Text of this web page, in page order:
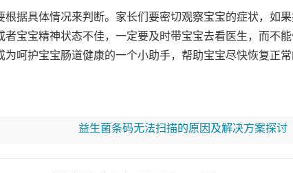
据具体情况来判断。家长们要密切观察宝宝的症状，如果
宝宝精神状态不佳，一定要及时带宝宝去看医生，而不能
呵护宝宝肠道健康的一个小助手，帮助宝宝尽快恢复正常
益生菌条码无法扫描的原因及解决方案探讨